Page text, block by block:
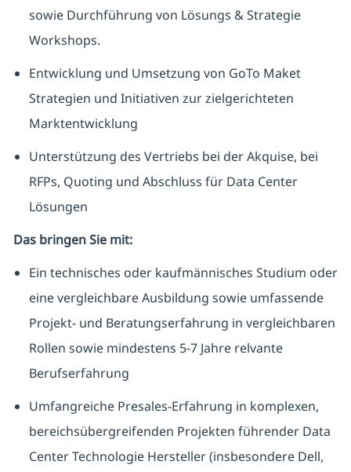
sowie Durchführung von Lösungs & Strategie
Workshops.
Entwicklung und Umsetzung von GoTo Maket
Strategien und Initiativen zur zielgerichteten
Marktentwicklung
Unterstützung des Vertriebs bei der Akquise, bei
RFPs, Quoting und Abschluss für Data Center
Lösungen
Das bringen Sie mit:
Ein technisches oder kaufmännisches Studium oder
eine vergleichbare Ausbildung sowie umfassende
Projekt- und Beratungserfahrung in vergleichbaren
Rollen sowie mindestens 5-7 Jahre relvante
Berufserfahrung
Umfangreiche Presales-Erfahrung in komplexen,
bereichsübergreifenden Projekten führender Data
Center Technologie Hersteller (insbesondere Dell,